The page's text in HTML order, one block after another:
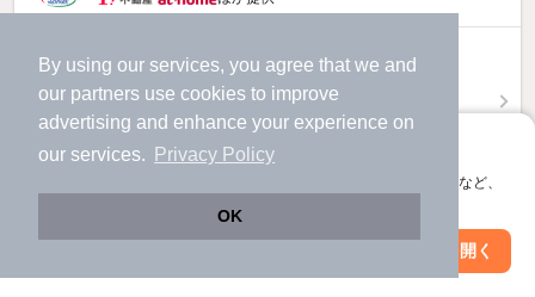
By using our services, you agree that we and
our partners use cookies to improve
advertising and enhance your experience on
our services.
Privacy Policy
OK
アプリに切り替えて、サクサクお部屋探し
会員登録なしですぐ使える。マップ検索やお気に入り保存など、
アプリを開く
20.1万円
（管理費20,000円）
敷 不要 礼 不要
2階 / 2LDK / 40.62㎡
物件詳細を見る
絞り込み条件を変更